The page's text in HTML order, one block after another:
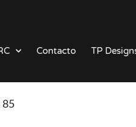
Contacto TP
85